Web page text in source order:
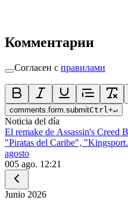
Комментарии
Согласен с правилами
comments.form.submitCtrl +↵
Noticia del día
El remake de Assassin's Creed
"Piratas del Caribe",
agosto
005 ago. 12:21
Junio 2026